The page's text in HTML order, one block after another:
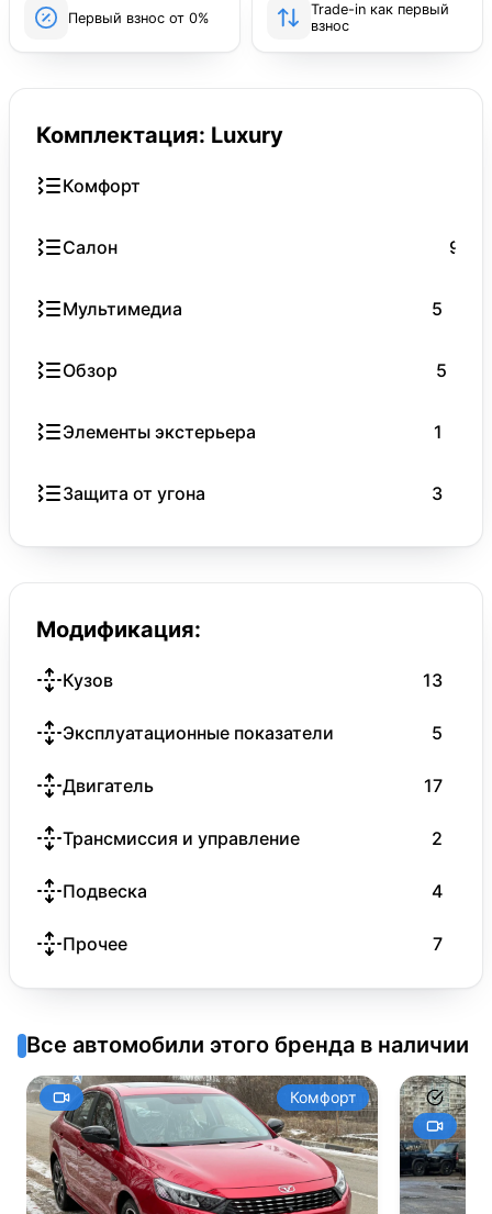
Первый взнос от 0%
Trade-in как первый
взнос
Комплектация: Luxury
Комфорт
Салон 9
Мультимедиа 5
Обзор 5
Элементы экстерьера 1
Защита от угона 3
Модификация:
Кузов 13
Эксплуатационные показатели 5
Двигатель 17
Трансмиссия и управление 2
Подвеска 4
Прочее 7
Все автомобили этого бренда в наличии
Комфорт